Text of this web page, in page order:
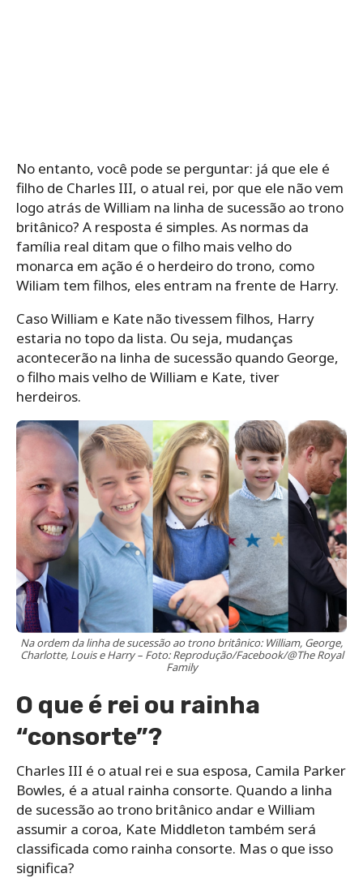
No entanto, você pode se perguntar: já que ele é
filho de Charles III, o atual rei, por que ele não vem
logo atrás de William na linha de sucessão ao trono
britânico? A resposta é simples. As normas da
família real ditam que o filho mais velho do
monarca em ação é o herdeiro do trono, como
Wiliam tem filhos, eles entram na frente de Harry.
Caso William e Kate não tivessem filhos, Harry
estaria no topo da lista. Ou seja, mudanças
acontecerão na linha de sucessão quando George,
o filho mais velho de William e Kate, tiver
herdeiros.
Na ordem da linha de sucessão ao trono britânico: William, George,
Charlotte, Louis e Harry – Foto: Reprodução/Facebook/@The Royal
Family
O que é rei ou rainha
“consorte”?
Charles III é o atual rei e sua esposa, Camila Parker
Bowles, é a atual rainha consorte. Quando a linha
de sucessão ao trono britânico andar e William
assumir a coroa, Kate Middleton também será
classificada como rainha consorte. Mas o que isso
significa?